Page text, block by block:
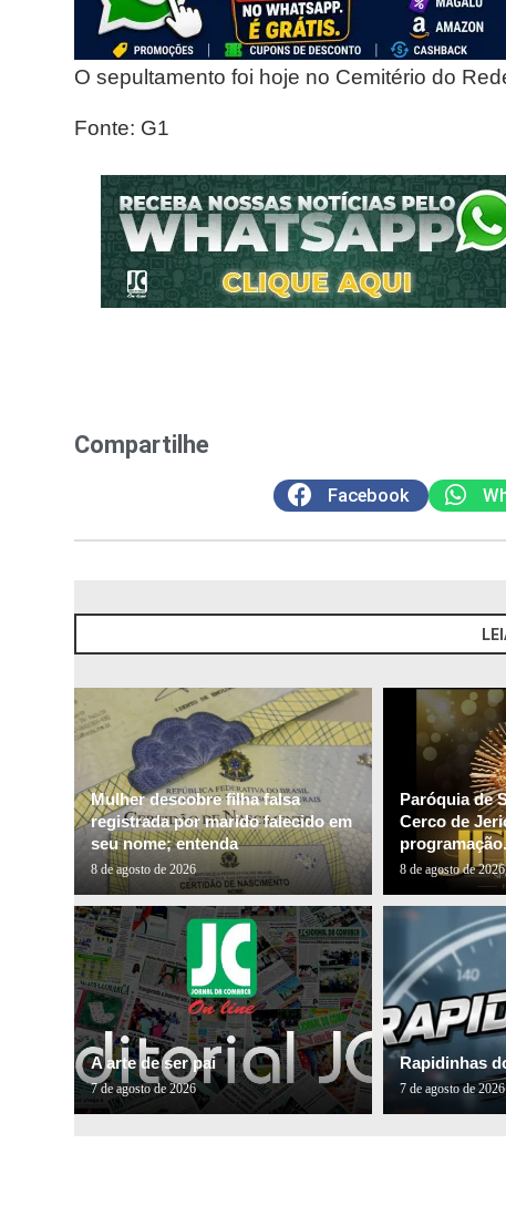
O sepultamento foi hoje no Cemitério do
Fonte: G1
Compartilhe
Facebook
Mulher descobre filha falsa
registrada por marido falecido em
seu nome; entenda
8 de agosto de 2026
Paróquia de
Cerco de
8 de agosto de 2026
A arte de ser pai
7 de agosto de 2026
Rapidinhas
7 de agosto de 2026